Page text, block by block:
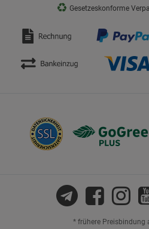
♻ Gesetzeskonforme
* frühere Preisbindung